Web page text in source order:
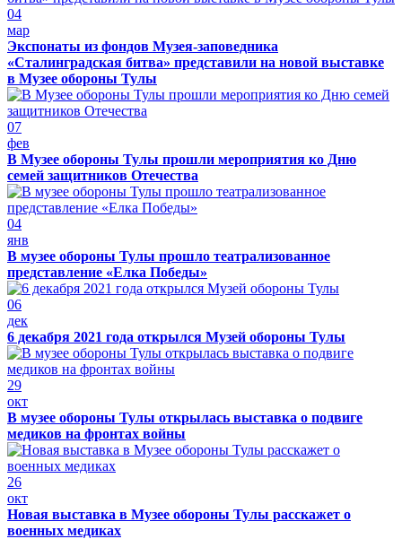
04
мар
Экспонаты из фондов Музея-заповедника
«Сталинградская битва» представили на новой выставке
в Музее обороны Тулы
07
фев
В Музее обороны Тулы прошли мероприятия ко Дню
семей защитников Отечества
04
янв
В музее обороны Тулы прошло театрализованное
представление «Елка Победы»
06
дек
6 декабря 2021 года открылся Музей обороны Тулы
29
окт
В музее обороны Тулы открылась выставка о подвиге
медиков на фронтах войны
26
окт
Новая выставка в Музее обороны Тулы расскажет о
военных медиках